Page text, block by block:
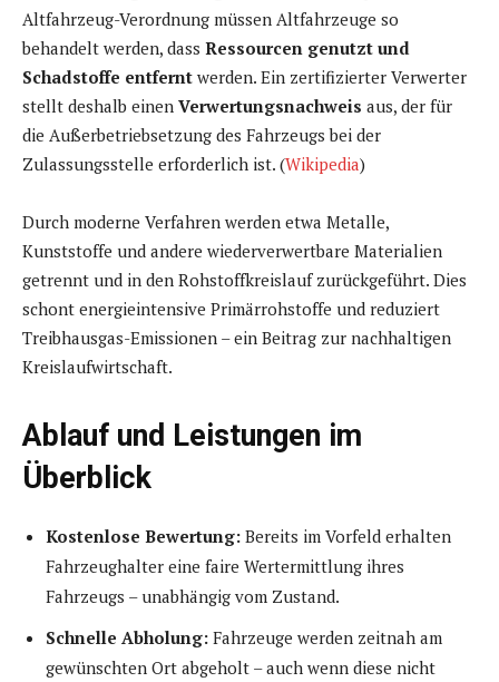
Altfahrzeug-Verordnung müssen Altfahrzeuge so
behandelt werden, dass Ressourcen genutzt und
Schadstoffe entfernt werden. Ein zertifizierter Verwerter
stellt deshalb einen Verwertungsnachweis aus, der für
die Außerbetriebsetzung des Fahrzeugs bei der
Zulassungsstelle erforderlich ist. (Wikipedia)
Durch moderne Verfahren werden etwa Metalle,
Kunststoffe und andere wiederverwertbare Materialien
getrennt und in den Rohstoffkreislauf zurückgeführt. Dies
schont energieintensive Primärrohstoffe und reduziert
Treibhausgas-Emissionen – ein Beitrag zur nachhaltigen
Kreislaufwirtschaft.
Ablauf und Leistungen im
Überblick
Kostenlose Bewertung: Bereits im Vorfeld erhalten
Fahrzeughalter eine faire Wertermittlung ihres
Fahrzeugs – unabhängig vom Zustand.
Schnelle Abholung: Fahrzeuge werden zeitnah am
gewünschten Ort abgeholt – auch wenn diese nicht